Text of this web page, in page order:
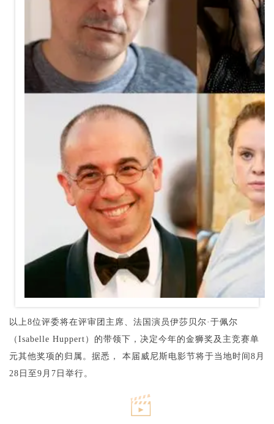
以上8位评委将在评审团主席、法国演员伊莎贝尔·于佩尔
（Isabelle Huppert）的带领下，决定今年的金狮奖及主竞赛单
元其他奖项的归属。 据悉， 本届威尼斯电影节将于当地时间8月
28日至9月7日举行。